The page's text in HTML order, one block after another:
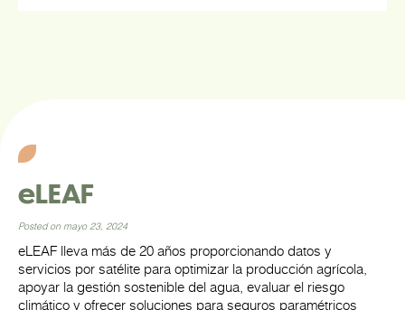
eLEAF
Posted on mayo 23, 2024
eLEAF lleva más de 20 años proporcionando datos y
servicios por satélite para optimizar la producción agrícola,
apoyar la gestión sostenible del agua, evaluar el riesgo
climático y ofrecer soluciones para seguros paramétricos